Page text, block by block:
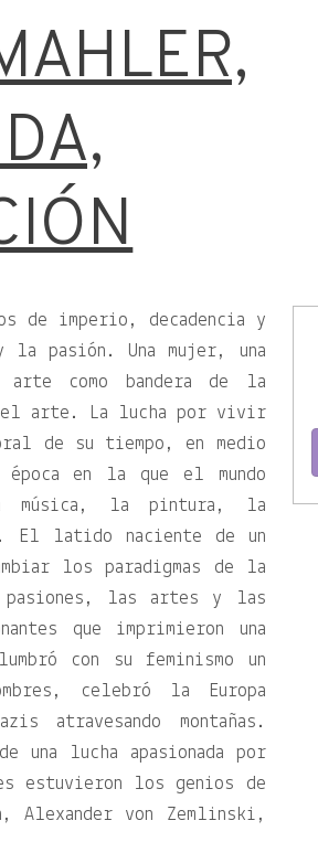
de imperio, decadencia y
la pasión. Una mujer, una
como bandera de la
el arte. La lucha por vivir
de su tiempo, en medio
en la que el mundo
música, la pintura, la
El latido naciente de un
los paradigmas de la
pasiones, las artes y las
que imprimieron una
con su feminismo un
celebró la Europa
atravesando montañas.
lucha apasionada por
estuvieron los genios de
Alexander von Zemlinski,